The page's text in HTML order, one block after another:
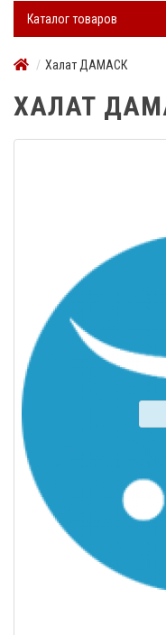
Каталог товаров
Халат ДАМАСК
ХАЛАТ